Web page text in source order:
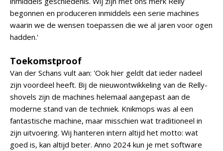
begonnen en produceren inmiddels een serie machines
waarin we de wensen toepassen die we al jaren voor ogen
hadden.'
Toekomstproof
Van der Schans vult aan: 'Ook hier geldt dat ieder nadeel
zijn voordeel heeft. Bij de nieuwontwikkeling van de Relly-
shovels zijn de machines helemaal aangepast aan de
moderne stand van de techniek. Knikmops was al een
fantastische machine, maar misschien wat traditioneel in
zijn uitvoering. Wij hanteren intern altijd het motto: wat
goed is, kan altijd beter. Anno 2024 kun je met software